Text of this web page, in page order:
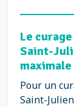
Le
Saint-
maximale
Pour un
Saint-